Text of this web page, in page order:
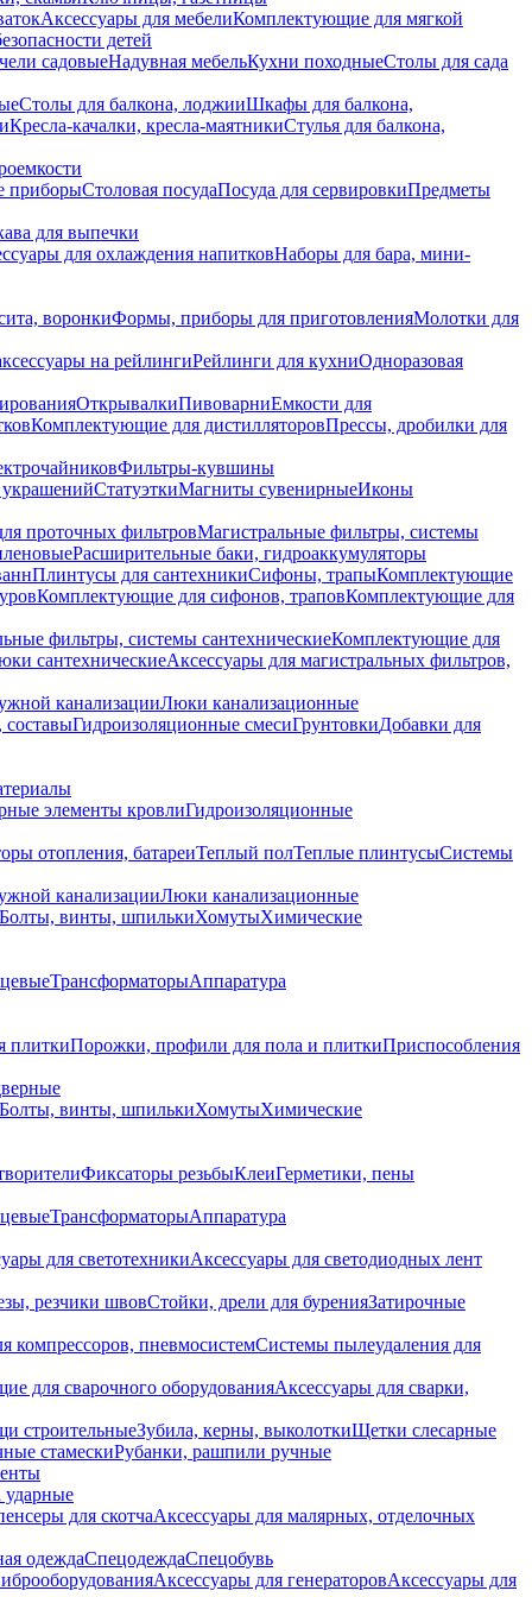
Аксессуары для мебелиКомплектующие для мягкой
детей
садовыеНадувная мебельКухни походныеСтолы для сада
Столы для балкона, лоджииШкафы для балкона,
Кресла-качалки, кресла-маятникиСтулья для балкона,
приборыСтоловая посудаПосуда для сервировкиПредметы
для выпечки
для охлаждения напитковНаборы для бара, мини-
воронкиФормы, приборы для приготовленияМолотки для
на рейлингиРейлинги для кухниОдноразовая
ОткрывалкиПивоварниЕмкости для
Комплектующие для дистилляторовПрессы, дробилки для
Фильтры-кувшины
СтатуэткиМагниты сувенирныеИконы
проточных фильтровМагистральные фильтры, системы
Расширительные баки, гидроаккумуляторы
Плинтусы для сантехникиСифоны, трапыКомплектующие
Комплектующие для сифонов, траповКомплектующие для
фильтры, системы сантехническиеКомплектующие для
сантехническиеАксессуары для магистральных фильтров,
канализацииЛюки канализационные
составыГидроизоляционные смесиГрунтовкиДобавки для
элементы кровлиГидроизоляционные
отопления, батареиТеплый полТеплые плинтусыСистемы
канализацииЛюки канализационные
Болты, винты, шпилькиХомутыХимические
ТрансформаторыАппаратура
плиткиПорожки, профили для пола и плиткиПриспособления
Болты, винты, шпилькиХомутыХимические
Фиксаторы резьбыКлеиГерметики, пены
ТрансформаторыАппаратура
для светотехникиАксессуары для светодиодных лент
резчики швовСтойки, дрели для буренияЗатирочные
компрессоров, пневмосистемСистемы пылеудаления для
для сварочного оборудованияАксессуары для сварки,
строительныеЗубила, керны, выколоткиЩетки слесарные
стамескиРубанки, рашпили ручные
для скотчаАксессуары для малярных, отделочных
одеждаСпецодеждаСпецобувь
Аксессуары для генераторовАксессуары для